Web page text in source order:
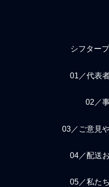
シフター
01／代表
02／
03／ご意見
04／配送
05／私た